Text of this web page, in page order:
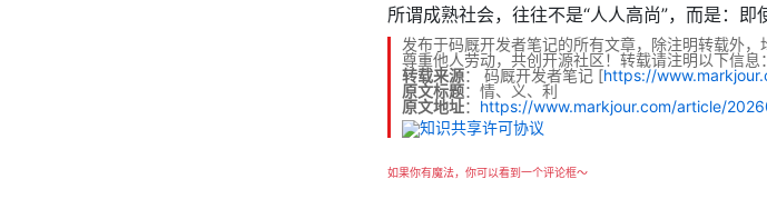
所谓成熟社会，往往不是“人人高尚”，而是：
发布于码厩开发者笔记的所有文章，除注明转载外，
尊重他人劳动，共创开源社区！转载请注明以下信息：
转载来源： 码厩开发者笔记 [https://
原文标题：情、义、利
原文地址： https://www.markjour.com/article/
如果你有魔法，你可以看到一个评论框～